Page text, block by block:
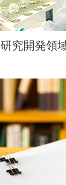
研究開発領